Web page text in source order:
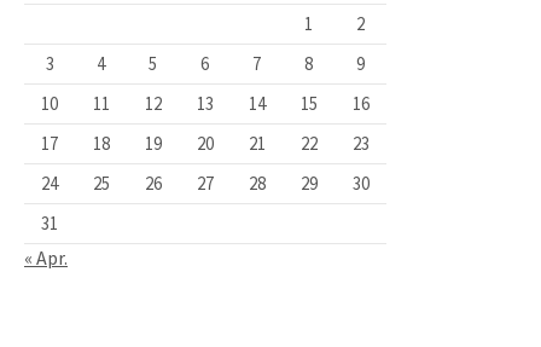
1
2
3
4 5 6 7 8
9
10
11 12 13 14 15
16
17
18 19 20 21 22
23
24
25 26 27 28 29
30
31
« Apr.